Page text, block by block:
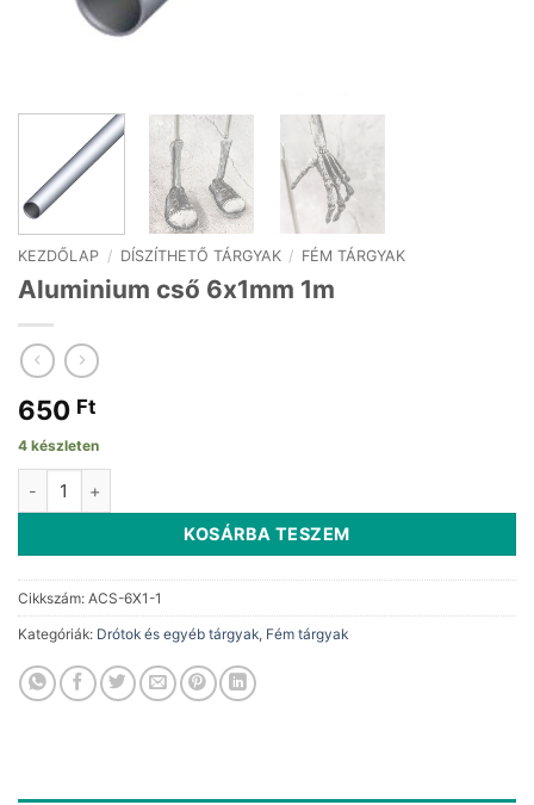
KEZDŐLAP / DÍSZÍTHETŐ TÁRGYAK / FÉM TÁRGYAK
Aluminium cső 6x1mm 1m
650 Ft
4 készleten
KOSÁRBA TESZEM
Cikkszám: ACS-6X1-1
Kategóriák: Drótok és egyéb tárgyak Fém tárgyak